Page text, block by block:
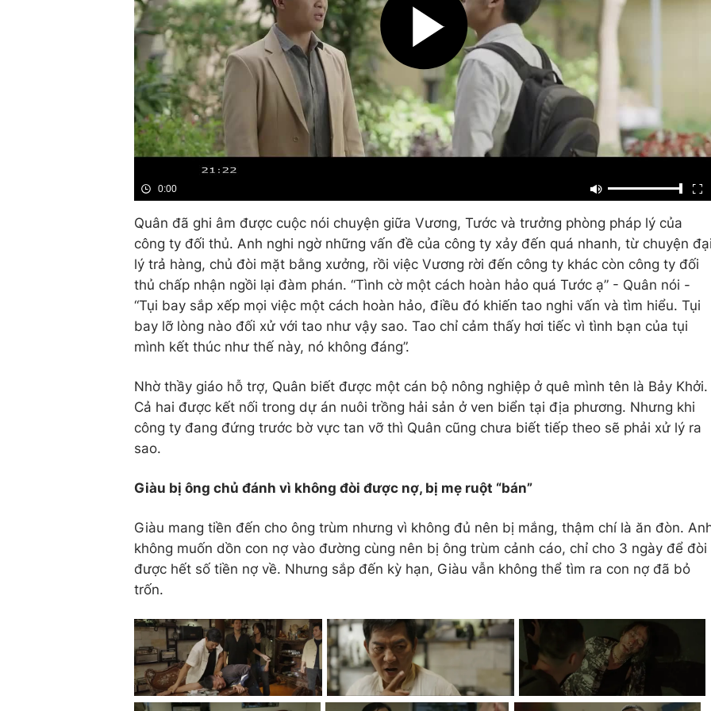
0:00
Quân đã ghi âm được cuộc nói chuyện giữa Vương, Tước và trưởng phòng pháp lý của
công ty đối thủ. Anh nghi ngờ những vấn đề của công ty xảy đến quá nhanh, từ chuyện
lý trả hàng, chủ đòi mặt bằng xưởng, rồi việc Vương rời đến công ty khác còn công ty đối
thủ chấp nhận ngồi lại đàm phán. “Tình cờ một cách hoàn hảo quá Tước ạ” - Quân nói -
“Tụi bay sắp xếp mọi việc một cách hoàn hảo, điều đó khiến tao nghi vấn và tìm hiểu. Tụi
bay lỡ lòng nào đối xử với tao như vậy sao. Tao chỉ cảm thấy hơi tiếc vì tình bạn của tụi
mình kết thúc như thế này, nó không đáng”.
Nhờ thầy giáo hỗ trợ, Quân biết được một cán bộ nông nghiệp ở quê mình tên là Bảy Khởi.
Cả hai được kết nối trong dự án nuôi trồng hải sản ở ven biển tại địa phương. Nhưng khi
công ty đang đứng trước bờ vực tan vỡ thì Quân cũng chưa biết tiếp theo sẽ phải xử lý ra
sao.
Giàu bị ông chủ đánh vì không đòi được nợ, bị mẹ ruột “bán”
Giàu mang tiền đến cho ông trùm nhưng vì không đủ nên bị mắng, thậm chí là ăn đòn.
không muốn dồn con nợ vào đường cùng nên bị ông trùm cảnh cáo, chỉ cho 3 ngày để đòi
được hết số tiền nợ về. Nhưng sắp đến kỳ hạn, Giàu vẫn không thể tìm ra con nợ đã bỏ
trốn.